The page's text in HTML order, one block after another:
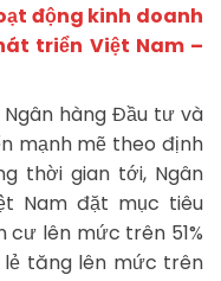
động kinh doanh
triển Việt Nam –
hàng Đầu tư và
mạnh mẽ theo định
thời gian tới, Ngân
Nam đặt mục tiêu
cư lên mức trên 51%
lẻ tăng lên mức trên